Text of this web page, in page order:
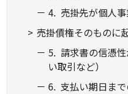
4. 売掛先が個人
売掛債権そのものに
5. 請求書の信憑
い取引など）
6. 支払い期日ま